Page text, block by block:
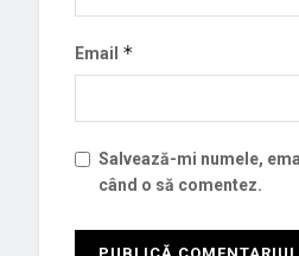
Email *
Salvează-mi numele,
când o să comentez.